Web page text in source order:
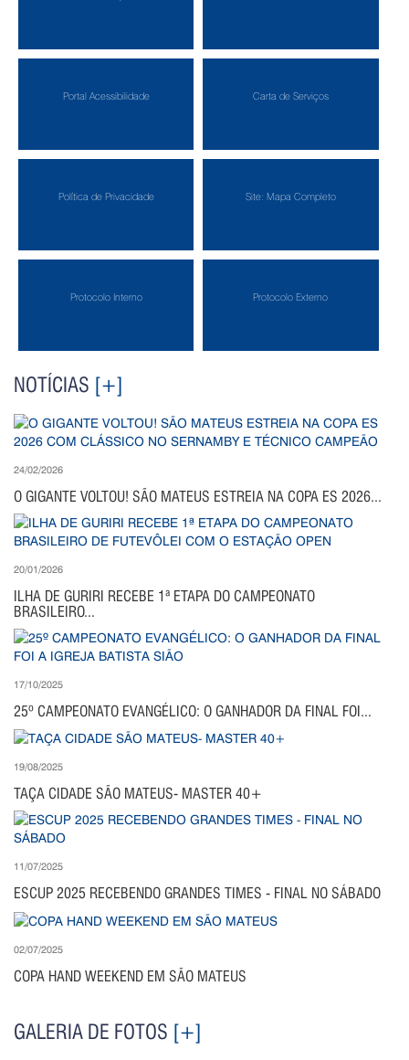
Portal Acessibilidade Carta de Serviços
Política de Privacidade Site: Mapa Completo
Protocolo Interno Protocolo Externo
NOTÍCIAS [+]
24/02/2026
O GIGANTE VOLTOU! SÃO MATEUS ESTREIA NA COPA ES 2026...
20/01/2026
ILHA DE GURIRI RECEBE 1ª ETAPA DO CAMPEONATO
BRASILEIRO...
17/10/2025
25º CAMPEONATO EVANGÉLICO: O GANHADOR DA FINAL FOI...
19/08/2025
TAÇA CIDADE SÃO MATEUS- MASTER 40+
11/07/2025
ESCUP 2025 RECEBENDO GRANDES TIMES - FINAL NO SÁBADO
02/07/2025
COPA HAND WEEKEND EM SÃO MATEUS
GALERIA DE FOTOS [+]